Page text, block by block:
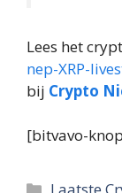
Lees het
nep-XRP-
bij Crypto
[bitvavo-